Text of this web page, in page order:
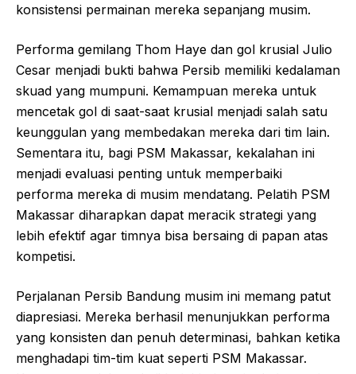
konsistensi permainan mereka sepanjang musim.
Performa gemilang Thom Haye dan gol krusial Julio
Cesar menjadi bukti bahwa Persib memiliki kedalaman
skuad yang mumpuni. Kemampuan mereka untuk
mencetak gol di saat-saat krusial menjadi salah satu
keunggulan yang membedakan mereka dari tim lain.
Sementara itu, bagi PSM Makassar, kekalahan ini
menjadi evaluasi penting untuk memperbaiki
performa mereka di musim mendatang. Pelatih PSM
Makassar diharapkan dapat meracik strategi yang
lebih efektif agar timnya bisa bersaing di papan atas
kompetisi.
Perjalanan Persib Bandung musim ini memang patut
diapresiasi. Mereka berhasil menunjukkan performa
yang konsisten dan penuh determinasi, bahkan ketika
menghadapi tim-tim kuat seperti PSM Makassar.